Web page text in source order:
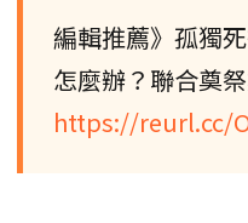
編輯推薦》孤獨
怎麼辦？聯合奠
https://reurl.cc/